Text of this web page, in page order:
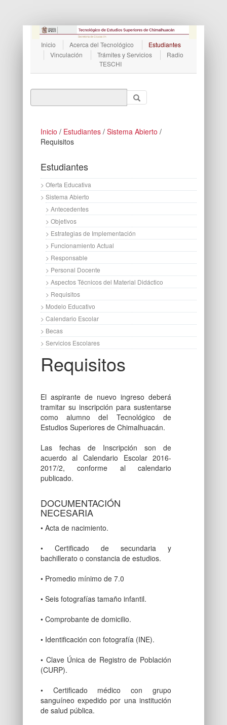
Inicio Acerca del Tecnológico
Estudiantes
Vinculación
Trámites y Servicios
Radio
TESCHI
Inicio / Estudiantes/ Sistema Abierto /
Requisitos
Estudiantes
> Oferta Educativa
> Sistema Abierto
> Antecedentes
> Objetivos
> Estrategias de Implementación
> Funcionamiento Actual
> Responsable
> Personal Docente
> Aspectos Técnicos del Material Didáctico
> Requisitos
> Modelo Educativo
> Calendario Escolar
> Becas
> Servicios Escolares
Requisitos
El aspirante de nuevo ingreso deberá
tramitar su inscripción para sustentarse
como alumno del Tecnológico de
Estudios Superiores de Chimalhuacán.
Las fechas de Inscripción son de
acuerdo al Calendario Escolar 2016-
2017/2, conforme al calendario
publicado.
DOCUMENTACIÓN
NECESARIA
• Acta de nacimiento.
• Certificado de secundaria y
bachillerato o constancia de estudios.
• Promedio mínimo de 7.0
• Seis fotografías tamaño infantil.
• Comprobante de domicilio.
• Identificación con fotografía (INE).
• Clave Única de Registro de Población
(CURP).
• Certificado médico con grupo
sanguíneo expedido por una institución
de salud pública.